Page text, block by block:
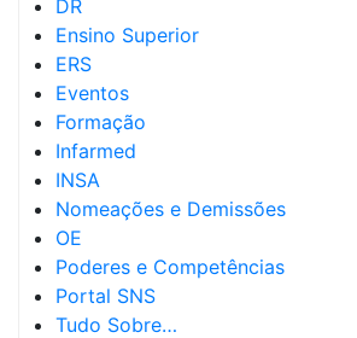
DR
Ensino Superior
ERS
Eventos
Formação
Infarmed
INSA
Nomeações e Demissões
OE
Poderes e Competências
Portal SNS
Tudo Sobre…